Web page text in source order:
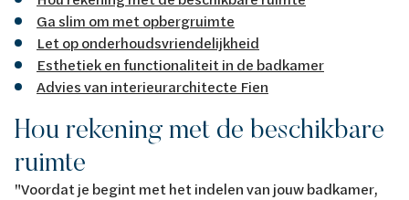
Ga slim om met opbergruimte
Let op onderhoudsvriendelijkheid
Esthetiek en functionaliteit in de badkamer
Advies van interieurarchitecte Fien
Hou rekening met de beschikbare
ruimte
"Voordat je begint met het indelen van jouw badkamer,